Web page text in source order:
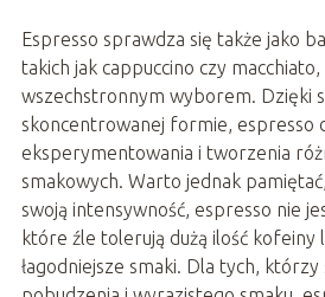
Espresso sprawdza się także jako
takich jak cappuccino czy
wszechstronnym wyborem. Dzięki
skoncentrowanej formie, espresso
eksperymentowania i tworzenia
smakowych. Warto jednak
swoją intensywność, espresso nie
które źle tolerują dużą ilość
łagodniejsze smaki. Dla tych, którzy